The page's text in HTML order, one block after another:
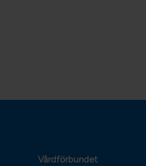
Vårdförbundet